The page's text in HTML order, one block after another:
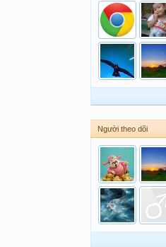
Người theo dõi